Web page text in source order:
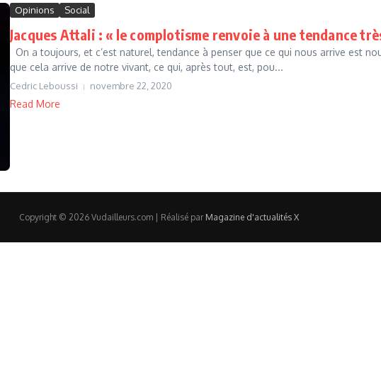
Opinions Social
Jacques Attali : « le complotisme renvoie à une tendance
On a toujours, et c’est naturel, tendance à penser que ce qui nous arrive est
que cela arrive de notre vivant, ce qui, après tout, est, pou...
Cedric Leboussi novembre 22, 2020
Read More
Copyright © 2026 Vudailleurs.com | Réalisé par Magazine d'actualités X